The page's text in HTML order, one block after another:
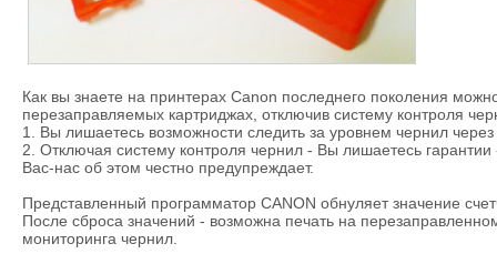
Как вы знаете на принтерах Canon последнего поколения
перезаправляемых картриджах, отключив систему контроля
1. Вы лишаетесь возможности следить за уровнем чернил
2. Отключая систему контроля чернил - Вы лишаетесь
Вас-нас об этом честно предупреждает.
Представленный программатор CANON обнуляет значение
После сброса значений - возможна печать на
мониторинга чернил.